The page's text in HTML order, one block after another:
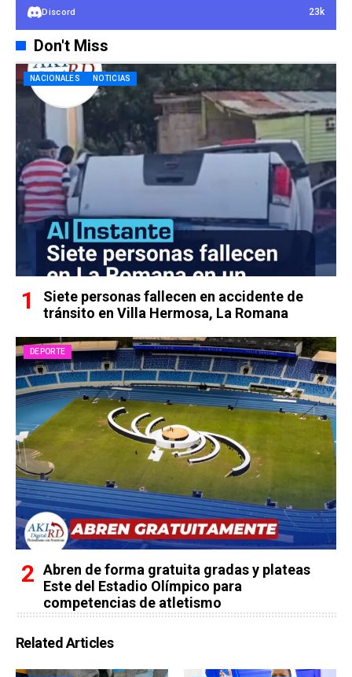
Discord 23k
Don't Miss
NACIONALES NOTICIAS
Siete personas fallecen en accidente de
tránsito en Villa Hermosa, La Romana
DEPORTE
Abren de forma gratuita gradas y plateas
Este del Estadio Olímpico para
competencias de atletismo
Related Articles